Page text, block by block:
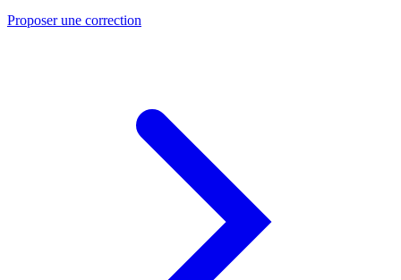
Proposer une correction